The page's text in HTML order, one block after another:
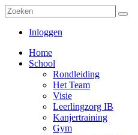
Inloggen
Home
School
Rondleiding
Het Team
Visie
Leerlingzorg IB
Kanjertraining
Gym